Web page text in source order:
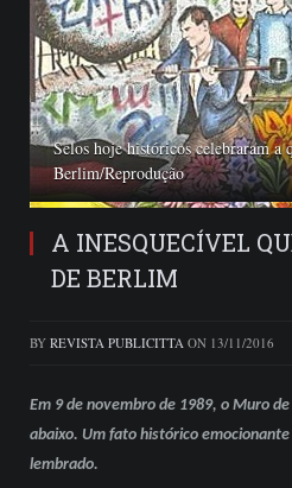
Selos hoje históricos celebraram a
Berlim/Reprodução
A INESQUECÍVEL
DE BERLIM
BY REVISTA PUBLICITTA ON 13/11/2016
Em 9 de novembro de 1989, o Muro
abaixo. Um fato histórico
lembrado.